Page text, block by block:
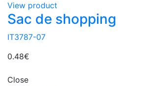
View product
Sac de shopping
IT3787-07
0.48€
Close